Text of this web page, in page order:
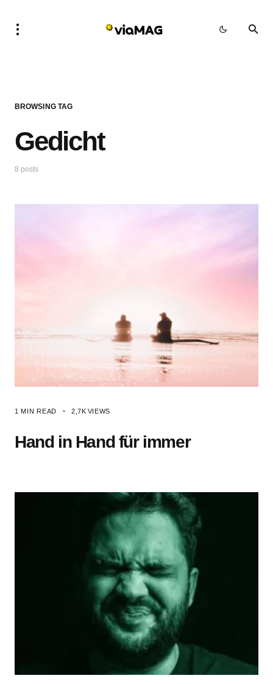
BROWSING TAG
Gedicht
8 posts
1 MIN READ 2,7K VIEWS
Hand in Hand für immer